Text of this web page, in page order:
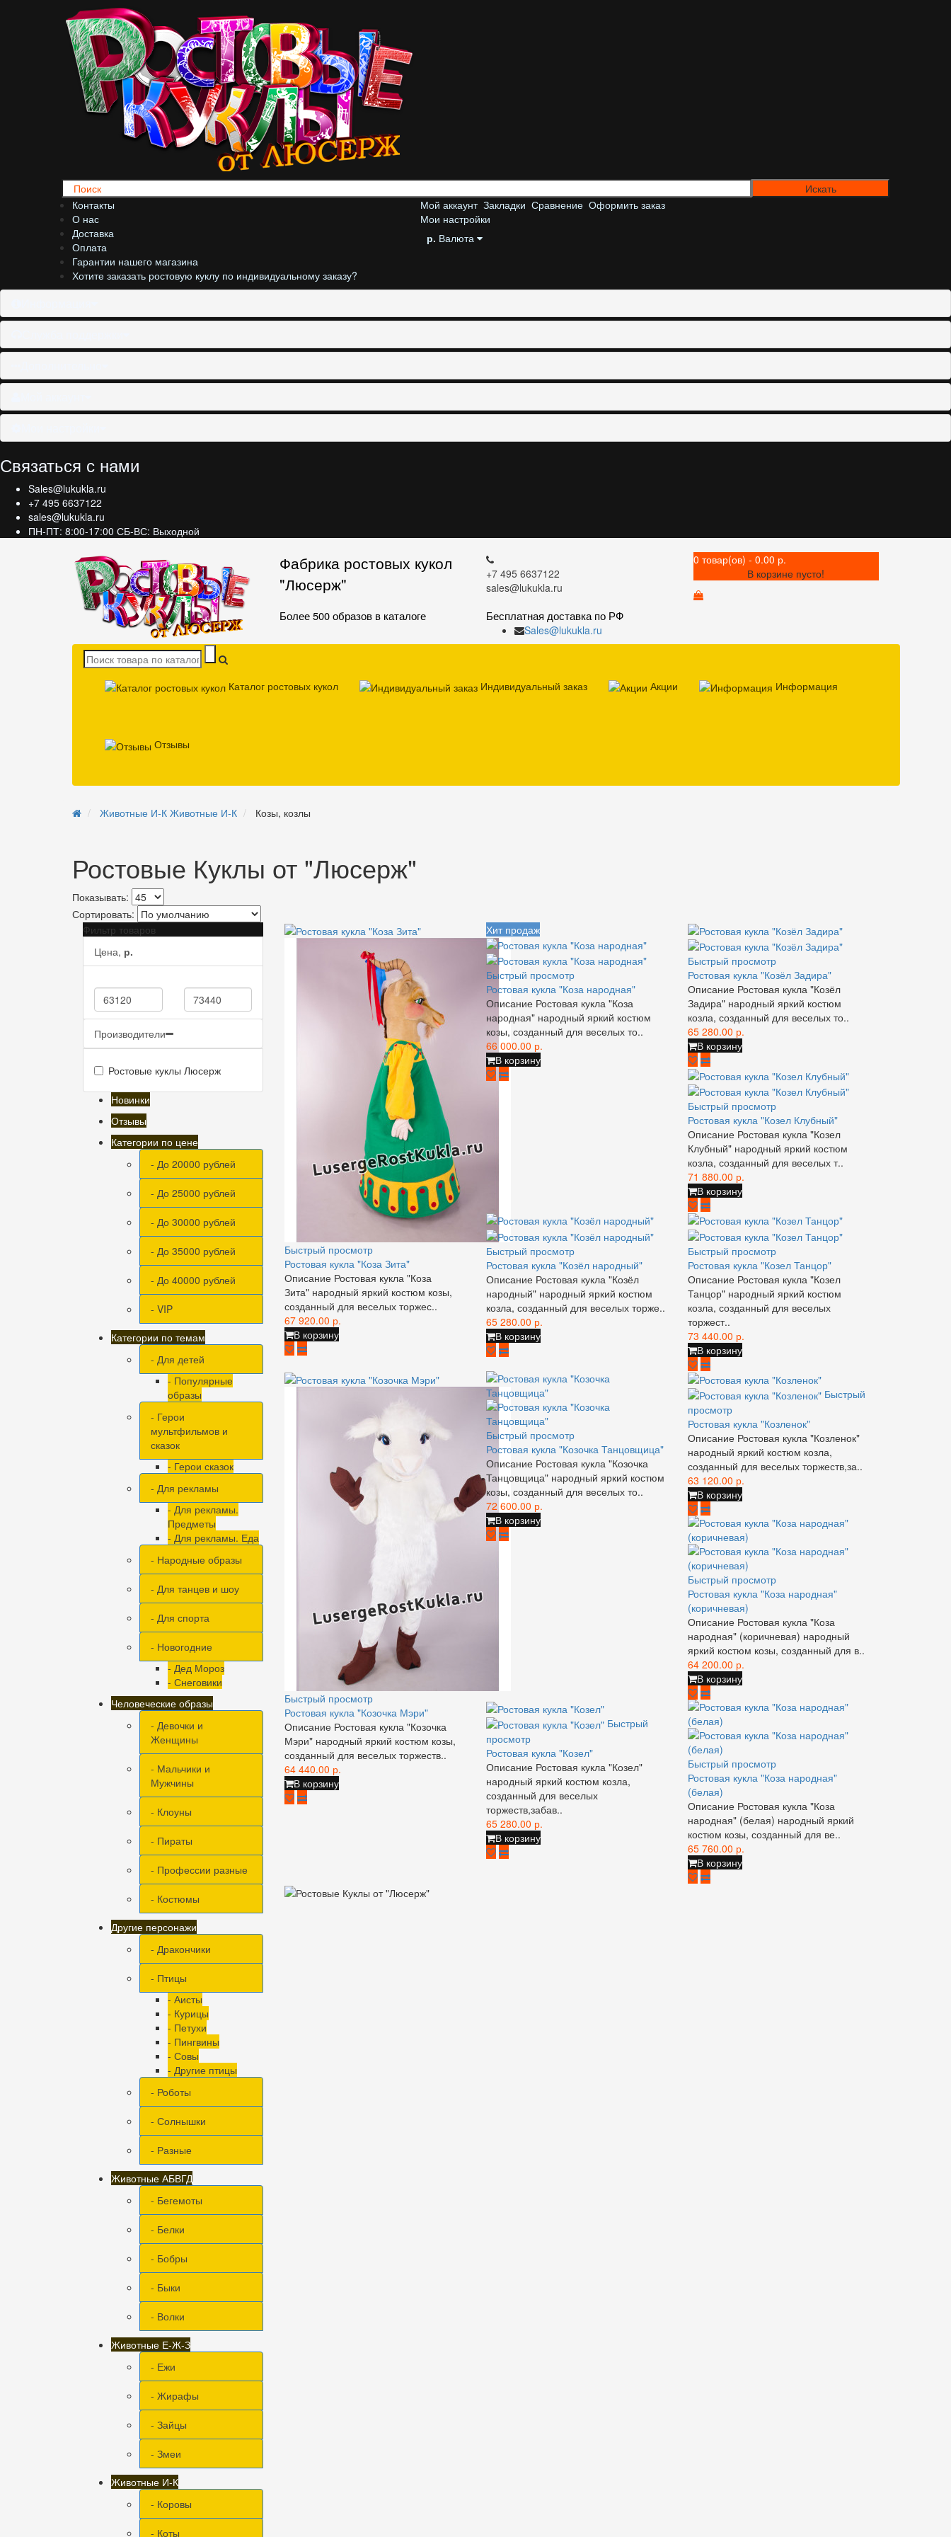
Контакты
О нас
Доставка
Оплата
Гарантии нашего магазина
Хотите заказать ростовую куклу по индивидуальному заказу?
Мой аккаунт Закладки Сравнение Оформить заказ
Мои настройки
р. Валюта
Связаться с нами
Sales@lukukla.ru
+7 495 6637122
sales@lukukla.ru
ПН-ПТ: 8:00-17:00 СБ-ВС: Выходной
Фабрика ростовых кукол
"Люсерж"
Более 500 образов в каталоге
+7 495 6637122
sales@lukukla.ru
Бесплатная доставка по РФ
Sales@lukukla.ru
0 товар(ов) - 0.00 р.
В корзине пусто!
Каталог ростовых кукол Индивидуальный заказ Акции Информация
Отзывы
Животные И-К Животные И-К Козы, козлы
Ростовые Куклы от "Люсерж"
Показывать:
Сортировать:
Фильтр товаров
Цена, р.
Производители
Ростовые куклы Люсерж
Новинки
Отзывы
Категории по цене
- До 20000 рублей
- До 25000 рублей
- До 30000 рублей
- До 35000 рублей
- До 40000 рублей
- VIP
Категории по темам
- Для детей
- Популярные
образы
- Герои
мультфильмов и
сказок
- Герои сказок
- Для рекламы
- Для рекламы.
Предметы
- Для рекламы. Еда
- Народные образы
- Для танцев и шоу
- Для спорта
- Новогодние
- Дед Мороз
- Снеговики
Человеческие образы
- Девочки и
Женщины
- Мальчики и
Мужчины
- Клоуны
- Пираты
- Профессии разные
- Костюмы
Другие персонажи
- Дракончики
- Птицы
- Аисты
- Курицы
- Петухи
- Пингвины
- Совы
- Другие птицы
- Роботы
- Солнышки
- Разные
Животные АБВГД
- Бегемоты
- Белки
- Бобры
- Быки
- Волки
Животные Е-Ж-З
- Ежи
- Жирафы
- Зайцы
- Змеи
Животные И-К
- Коровы
- Коты
Быстрый просмотр
Ростовая кукла "Коза Зита"
Описание Ростовая кукла "Коза
Зита" народный яркий костюм козы,
созданный для веселых торжес..
67 920.00 р.
В корзину
Хит продаж
Быстрый просмотр
Ростовая кукла "Коза народная"
Описание Ростовая кукла "Коза
народная" народный яркий костюм
козы, созданный для веселых то..
66 000.00 р.
В корзину
Быстрый просмотр
Ростовая кукла "Козёл Задира"
Описание Ростовая кукла "Козёл
Задира" народный яркий костюм
козла, созданный для веселых то..
65 280.00 р.
В корзину
Быстрый просмотр
Ростовая кукла "Козел Клубный"
Описание Ростовая кукла "Козел
Клубный" народный яркий костюм
козла, созданный для веселых т..
71 880.00 р.
В корзину
Быстрый просмотр
Ростовая кукла "Козёл народный"
Описание Ростовая кукла "Козёл
народный" народный яркий костюм
козла, созданный для веселых торже..
65 280.00 р.
В корзину
Быстрый просмотр
Ростовая кукла "Козел Танцор"
Описание Ростовая кукла "Козел
Танцор" народный яркий костюм
козла, созданный для веселых
торжест..
73 440.00 р.
В корзину
Быстрый просмотр
Ростовая кукла "Козочка Мэри"
Описание Ростовая кукла "Козочка
Мэри" народный яркий костюм козы,
созданный для веселых торжеств..
64 440.00 р.
В корзину
Быстрый просмотр
Ростовая кукла "Козочка Танцовщица"
Описание Ростовая кукла "Козочка
Танцовщица" народный яркий костюм
козы, созданный для веселых то..
72 600.00 р.
В корзину
Быстрый
просмотр
Ростовая кукла "Козленок"
Описание Ростовая кукла "Козленок"
народный яркий костюм козла,
созданный для веселых торжеств,за..
63 120.00 р.
В корзину
Быстрый просмотр
Ростовая кукла "Коза народная"
(коричневая)
Описание Ростовая кукла "Коза
народная" (коричневая)​ народный
яркий костюм козы, созданный для в..
64 200.00 р.
В корзину
Быстрый
просмотр
Ростовая кукла "Козел"
Описание Ростовая кукла "Козел"
народный яркий костюм козла,
созданный для веселых
торжеств,забав..
65 280.00 р.
В корзину
Быстрый просмотр
Ростовая кукла "Коза народная"
(белая)
Описание Ростовая кукла "Коза
народная" (белая) народный яркий
костюм козы, созданный для ве..
65 760.00 р.
В корзину